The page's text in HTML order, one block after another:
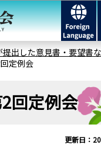
ページの本文へ移動
提出した意見書・要望書
定例会
回定例会
更新日：